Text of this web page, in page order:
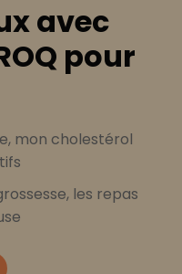
avec
pour
mon cholestérol
les repas